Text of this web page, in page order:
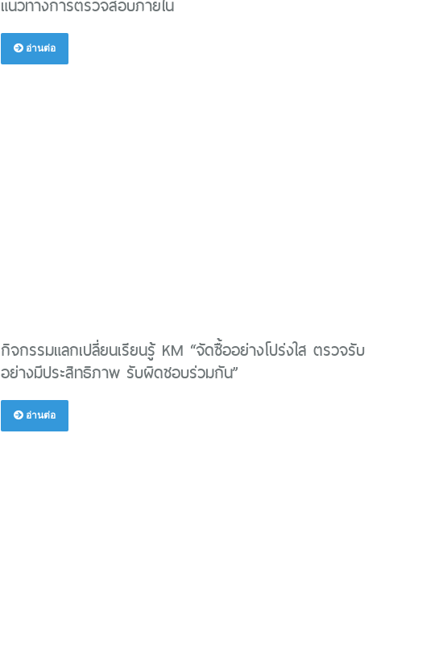
แนวทางการตรวจสอบภายใน
อ่านต่อ
กิจกรรมแลกเปลี่ยนเรียนรู้ KM “จัดซื้ออย่างโปร่งใส ตรวจรับ
อย่างมีประสิทธิภาพ รับผิดชอบร่วมกัน”
อ่านต่อ